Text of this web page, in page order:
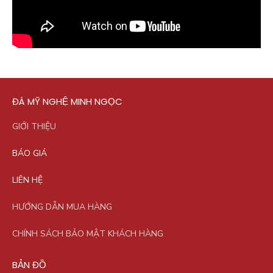
ĐÁ MỸ NGHỆ MINH NGỌC
GIỚI THIỆU
BÁO GIÁ
LIÊN HỆ
HƯỚNG DẪN MUA HÀNG
CHÍNH SÁCH BẢO MẬT KHÁCH HÀNG
BẢN ĐỒ